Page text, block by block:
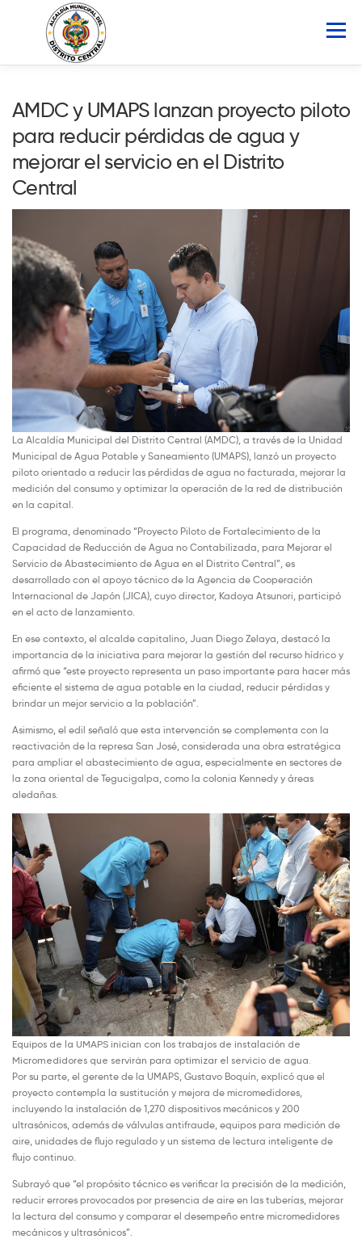
Menú
ATLAS MUNICIPAL COCOIN
Buscar:
AMDC y UMAPS lanzan proyecto piloto
para reducir pérdidas de agua y
mejorar el servicio en el Distrito
Central
La Alcaldía Municipal del Distrito Central (AMDC), a través de la Unidad
Municipal de Agua Potable y Saneamiento (UMAPS), lanzó un proyecto
piloto orientado a reducir las pérdidas de agua no facturada, mejorar la
medición del consumo y optimizar la operación de la red de distribución
en la capital.
El programa, denominado “Proyecto Piloto de Fortalecimiento de la
Capacidad de Reducción de Agua no Contabilizada, para Mejorar el
Servicio de Abastecimiento de Agua en el Distrito Central”, es
desarrollado con el apoyo técnico de la Agencia de Cooperación
Internacional de Japón (JICA), cuyo director, Kadoya Atsunori, participó
en el acto de lanzamiento.
En ese contexto, el alcalde capitalino, Juan Diego Zelaya, destacó la
importancia de la iniciativa para mejorar la gestión del recurso hídrico y
afirmó que “este proyecto representa un paso importante para hacer más
eficiente el sistema de agua potable en la ciudad, reducir pérdidas y
brindar un mejor servicio a la población”.
Asimismo, el edil señaló que esta intervención se complementa con la
reactivación de la represa San José, considerada una obra estratégica
para ampliar el abastecimiento de agua, especialmente en sectores de
la zona oriental de Tegucigalpa, como la colonia Kennedy y áreas
aledañas.
Equipos de la UMAPS inician con los trabajos de instalación de
Micromedidores que servirán para optimizar el servicio de agua.
Por su parte, el gerente de la UMAPS, Gustavo Boquín, explicó que el
proyecto contempla la sustitución y mejora de micromedidores,
incluyendo la instalación de 1,270 dispositivos mecánicos y 200
ultrasónicos, además de válvulas antifraude, equipos para medición de
aire, unidades de flujo regulado y un sistema de lectura inteligente de
flujo continuo.
Subrayó que “el propósito técnico es verificar la precisión de la medición,
reducir errores provocados por presencia de aire en las tuberías, mejorar
la lectura del consumo y comparar el desempeño entre micromedidores
mecánicos y ultrasónicos”.